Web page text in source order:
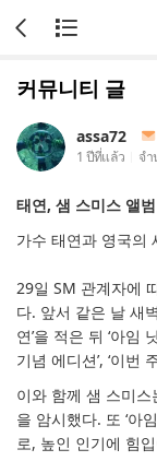
커뮤니티 글
assa72
1 ปีที่แล้ว
จำ
태연, 샘 스미스 앨
가수 태연과 영국의
29일 SM 관계자에
다. 앞서 같은 날 새
연’을 적은 뒤 ‘아
기념 에디션’, ‘이번
이와 함께 샘 스미
을 암시했다. 또 ‘아
로, 높인 인기에 힘